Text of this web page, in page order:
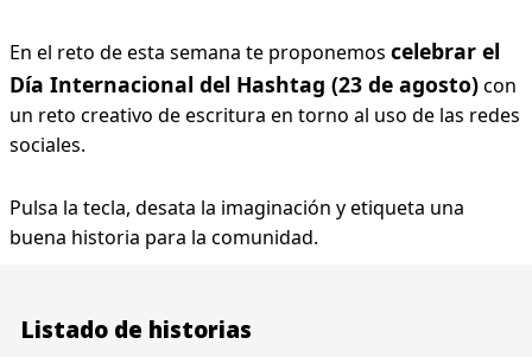
En el reto de esta semana te proponemos celebrar el
Día Internacional del Hashtag (23 de agosto)con
un reto creativo de escritura en torno al uso de las redes
sociales.
Pulsa la tecla, desata la imaginación y etiqueta una
buena historia para la comunidad.
Listado de historias